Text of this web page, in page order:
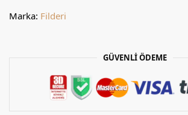
Marka: Filderi
GÜVENLİ ÖDEME